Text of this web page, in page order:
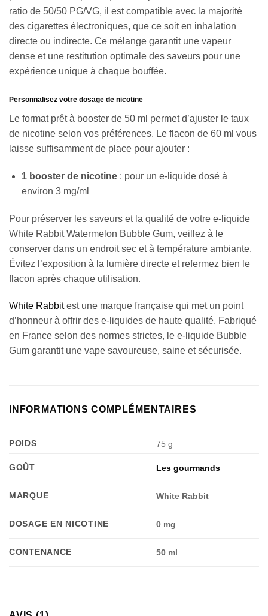
ratio de 50/50 PG/VG, il est compatible avec la majorité
des cigarettes électroniques, que ce soit en inhalation
directe ou indirecte. Ce mélange garantit une vapeur
dense et une restitution optimale des saveurs pour une
expérience unique à chaque bouffée.
Personnalisez votre dosage de nicotine
Le format prêt à booster de 50 ml permet d’ajuster le taux
de nicotine selon vos préférences. Le flacon de 60 ml vous
laisse suffisamment de place pour ajouter :
1 booster de nicotine: pour un e-liquide dosé à
environ 3 mg/ml
Pour préserver les saveurs et la qualité de votre e-liquide
White Rabbit Watermelon Bubble Gum, veillez à le
conserver dans un endroit sec et à température ambiante.
Évitez l’exposition à la lumière directe et refermez bien le
flacon après chaque utilisation.
White Rabbitest une marque française qui met un point
d’honneur à offrir des e-liquides de haute qualité. Fabriqué
en France selon des normes strictes, le e-liquide Bubble
Gum garantit une vape savoureuse, saine et sécurisée.
INFORMATIONS COMPLÉMENTAIRES
POIDS 75 g
GOÛT Les gourmands
MARQUE White Rabbit
DOSAGE EN NICOTINE 0 mg
CONTENANCE 50 ml